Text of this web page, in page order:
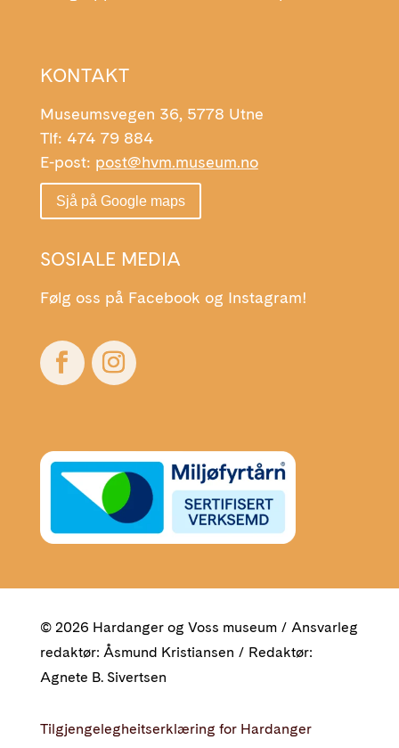
KONTAKT
Museumsvegen 36, 5778 Utne
Tlf: 474 79 884
E-post: post@hvm.museum.no
Sjå på Google maps
SOSIALE MEDIA
Følg oss på Facebook og Instagram!
© 2026 Hardanger og Voss museum / Ansvarleg
redaktør: Åsmund Kristiansen / Redaktør:
Agnete B. Sivertsen
Tilgjengelegheitserklæring for Hardanger